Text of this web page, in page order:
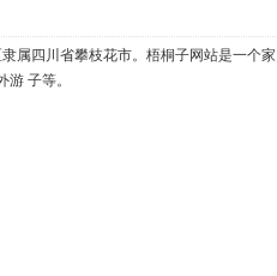
属四川省攀枝花市。梧桐子网站是一个
子等。